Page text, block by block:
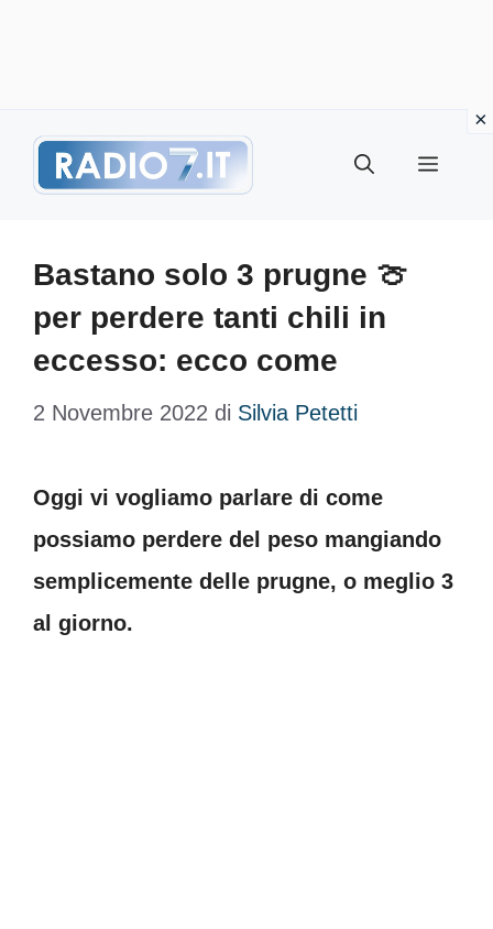
Menu
Bastano solo 3 prugne 🍈
per perdere tanti chili in
eccesso: ecco come
2 Novembre 2022 di Silvia Petetti
Oggi vi vogliamo parlare di come
possiamo perdere del peso mangiando
semplicemente delle prugne, o meglio 3
al giorno.